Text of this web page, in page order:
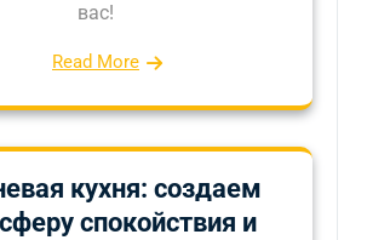
вас!
Read More
кухня: создаем
спокойствия и